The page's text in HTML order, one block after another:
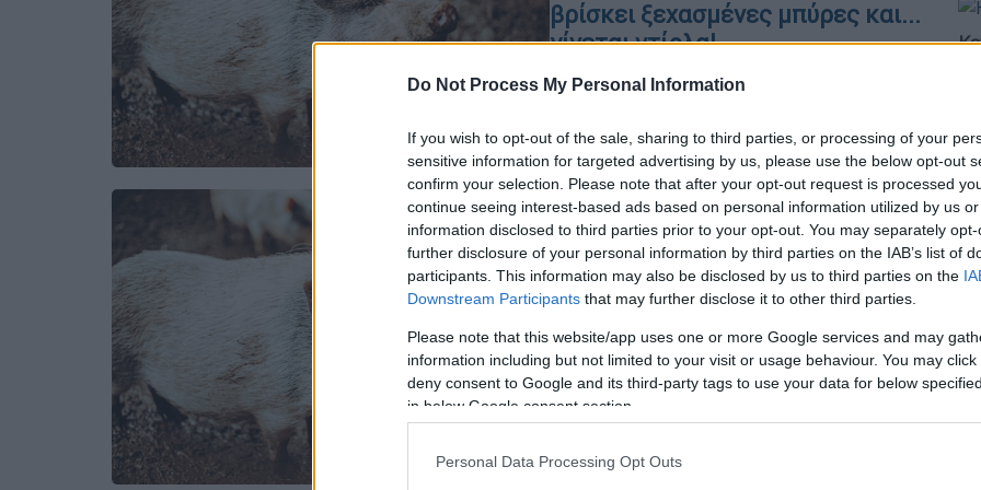
Do Not Process My Personal Information
If you wish to opt-out of the sale, sharing to third parties, or processing of your
sensitive information for targeted advertising by us, please use the below opt-out
confirm your selection. Please note that after your opt-out request is processed
continue seeing interest-based ads based on personal information utilized by us
information disclosed to third parties prior to your opt-out. You may separately
further disclosure of your personal information by third parties on the IAB’s list of
participants. This information may also be disclosed by us to third parties on the
Downstream Participants that may further disclose it to other third parties.
Please note that this website/app uses one or more Google services and may
information including but not limited to your visit or usage behaviour. You may
deny consent to Google and its third-party tags to use your data for below
in below Google consent section.
Personal Data Processing Opt Outs
βρίσκει ξεχασμένες μπύρες και...
γίνεται ντίρλα!
Την έκραξε μέχρι και η πάπια
Τεχνολογία|24.10.2024 19:26
Τώρα θα καταλαβαίνουμε τι μας
λένε τα... γουρούνια; Επιστήμονες
χρησιμοποίησαν AI και
δημιούργησαν κάτι φοβερό!
«Τα συναισθήματα των ζώων παίζουν
κεντρικό ρόλο στην ευημερία τους»